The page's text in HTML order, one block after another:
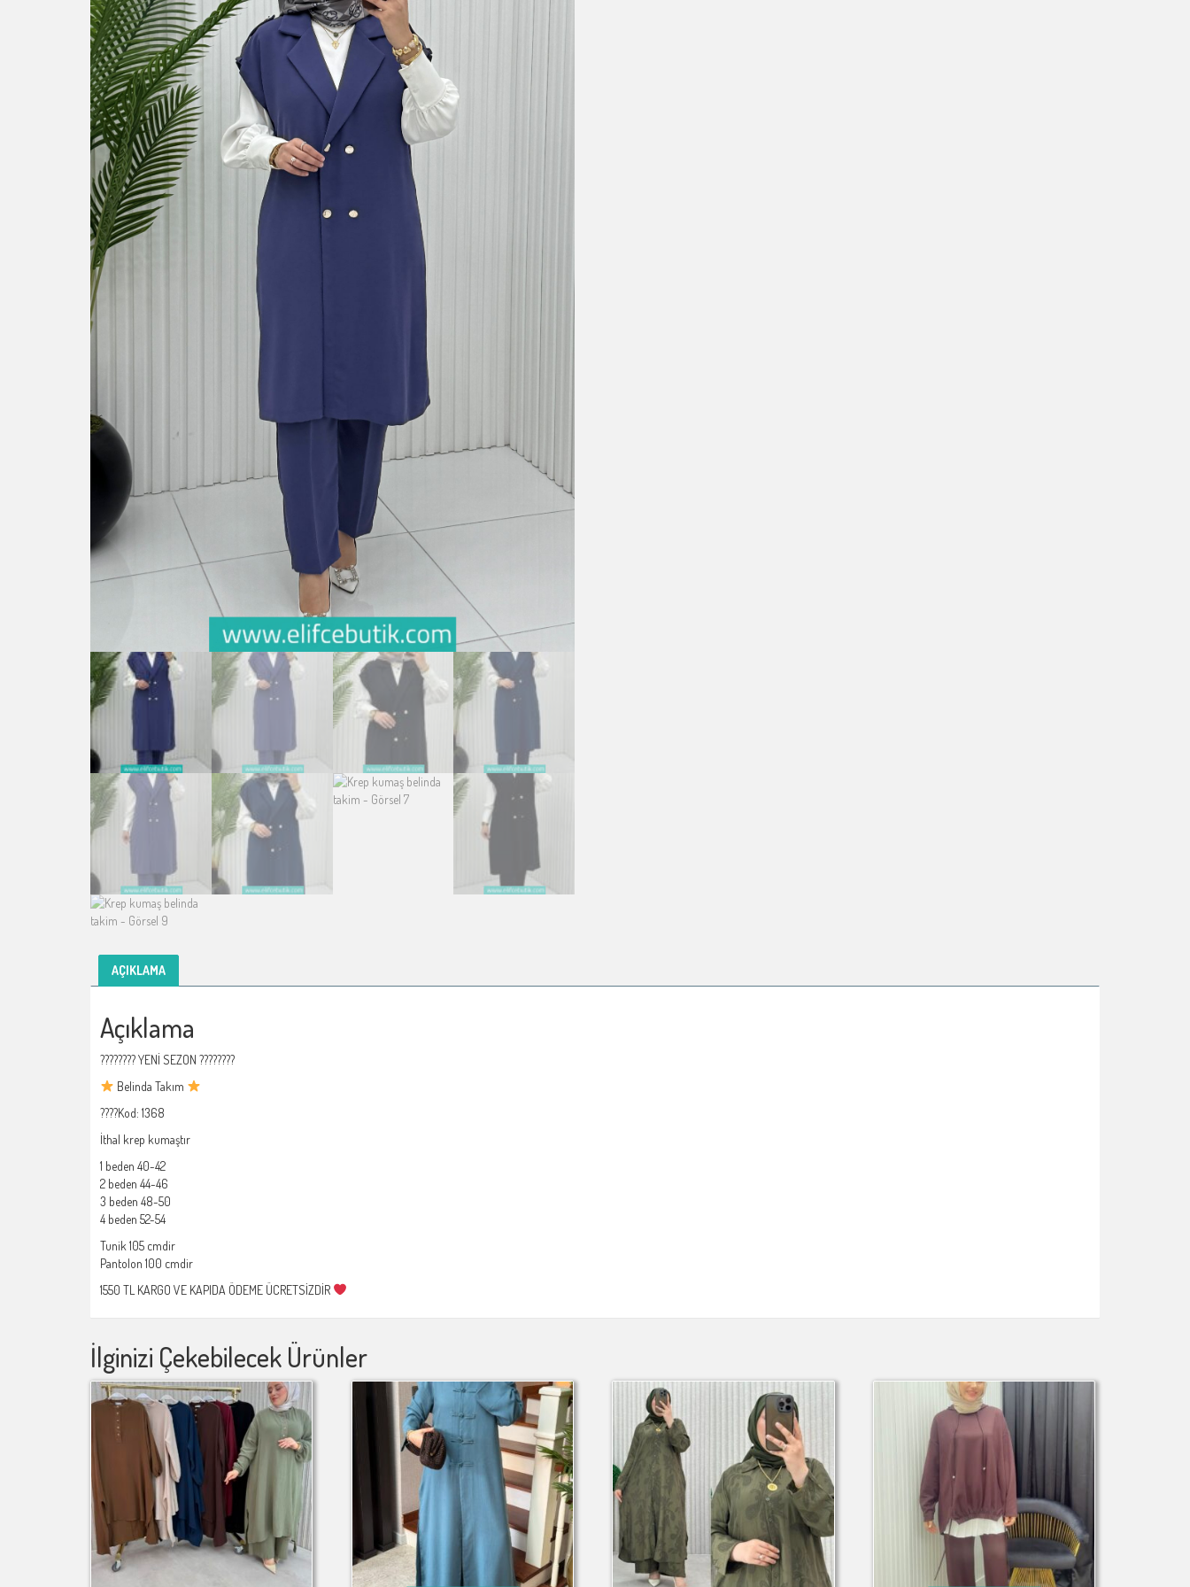
AÇIKLAMA
Açıklama
???????? YENİ SEZON ????????
Belinda Takım
????Kod: 1368
İthal krep kumaştır
1 beden 40-42
2 beden 44-46
3 beden 48-50
4 beden 52-54
Tunik 105 cmdir
Pantolon 100 cmdir
1550 TL KARGO VE KAPIDA ÖDEME ÜCRETSİZDİR
İlginizi Çekebilecek Ürünler